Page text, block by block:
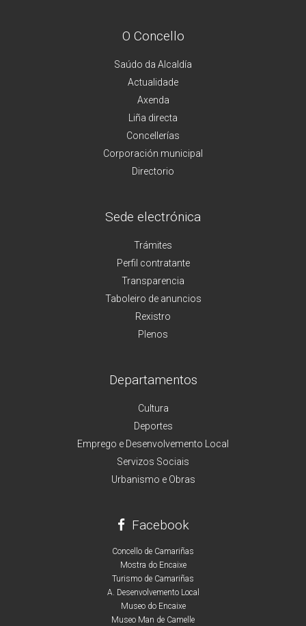
O Concello
Saúdo da Alcaldía
Actualidade
Axenda
Liña directa
Concellerías
Corporación municipal
Directorio
Sede electrónica
Trámites
Perfil contratante
Transparencia
Taboleiro de anuncios
Rexistro
Plenos
Departamentos
Cultura
Deportes
Emprego e Desenvolvemento Local
Servizos Sociais
Urbanismo e Obras
Facebook
Concello de Camariñas
Mostra do Encaixe
Turismo de Camariñas
A. Desenvolvemento Local
Museo do Encaixe
Museo Man de Camelle